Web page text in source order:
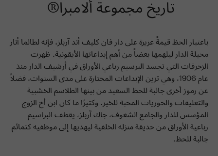
تاريخ مجموعة ألامبرا®
باعتبار الحظ قيمةً عزيزة على دار فان كليف أند آربلز، فإنه لطالما أنار
مخيلة الدار ليلهمها بعضاً من أهم إبداعاتها الأيقونية. ظهرت
الزخرفات التي تجسد البرسيم رباعي الأوراق في أرشيف الدار منذ
عام 1906، وهي تزين الإبداعات المختارة على مدى السنوات، فضلاً
عن رموز أخرى جالبة للحظ السعيد من بينها الطلاسم الخشبية
والتعليقات والحوريات المحبة للخير. وكثيرًا ما كان ابن أخ الزوج
المؤسس للدار والجامع الشغوف، جاك آربلز، يقطف البراسيم
رباعية الأوراق من حديقة منزله الخلفية ليهديها إلى موظفيه كتمائم
جالبة للحظ.